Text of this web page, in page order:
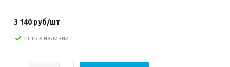
3 140 руб/шт
Есть в наличии